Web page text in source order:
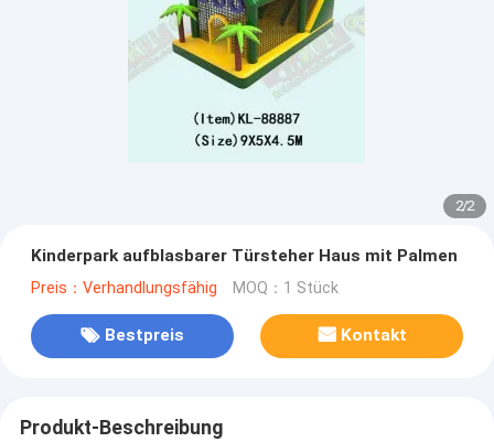
2/2
Kinderpark aufblasbarer Türsteher Haus mit Palmen
Preis：Verhandlungsfähig MOQ：1 Stück
Bestpreis Kontakt
Produkt-Beschreibung